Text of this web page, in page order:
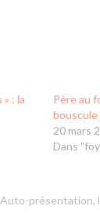
: la
Père au
bouscule
20 mars
Dans
Auto-présentation,